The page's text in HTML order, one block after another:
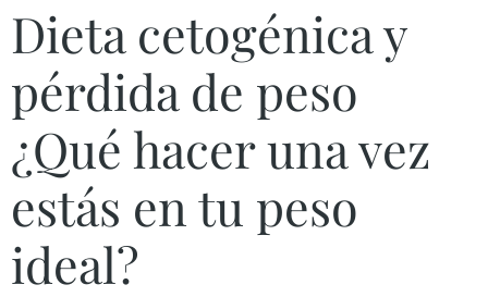
Dieta cetogénica y
pérdida de peso
¿Qué hacer una vez
estás en tu peso
ideal?